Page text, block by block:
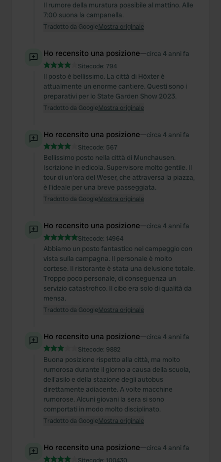
Il rumore della muratura possibile al mattino. Alle
7:00 suona la campanella.
Tradotto da GoogleMostra originale
Ho recensito una posizione—circa 4 anni fa
Sitecode: 794
Il posto è bellissimo. La città di Höxter è
attualmente un enorme cantiere. Questi sono i
preparativi per lo State Garden Show 2023.
Tradotto da GoogleMostra originale
Ho recensito una posizione—circa 4 anni fa
Sitecode: 567
Bellissimo posto nella città di Munchausen.
Iscrizione in edicola. Supervisore molto gentile. Il
tour di un'ora del Weser, che attraversa la piazza,
è l'ideale per una breve passeggiata.
Tradotto da GoogleMostra originale
Ho recensito una posizione—circa 4 anni fa
Sitecode: 14964
Abbiamo un posto fantastico nel campeggio con
vista sulla campagna. Il personale è molto
cortese. Il ristorante è stata una delusione totale.
Troppo poco personale, di conseguenza un
servizio catastrofico. Il cibo era solo di qualità da
mensa.
Tradotto da GoogleMostra originale
Ho recensito una posizione—circa 4 anni fa
Sitecode: 9882
Buona posizione rispetto alla città, ma molto
rumorosa durante il giorno a causa della scuola,
dell'asilo e della stazione degli autobus
direttamente adiacente. A volte macchine
rumorose. Alcuni giovani la sera si sono
comportati in modo molto disciplinato.
Tradotto da GoogleMostra originale
Ho recensito una posizione—circa 4 anni fa
Sitecode: 100430